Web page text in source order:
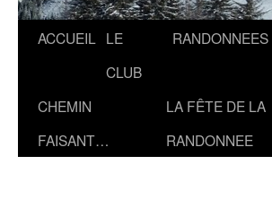
ACCUEIL LE
CLUB
RANDONNEES
CHEMIN
FAISANT…
LA FÊTE DE LA
RANDONNEE